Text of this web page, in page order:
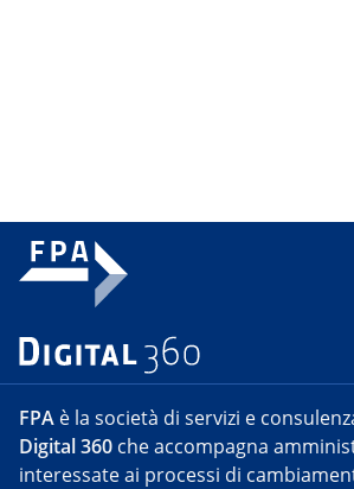
FPA è la società di servizi e
Digital 360 che accompagna
interessate ai processi di